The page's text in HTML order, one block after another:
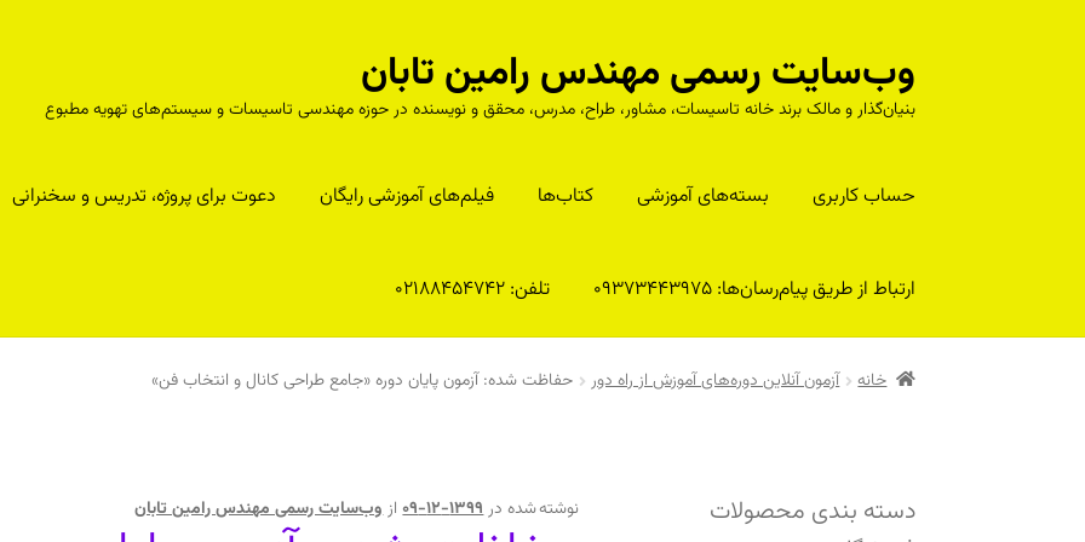
پرش
به
ناوبری
پرش
به
محتوا
وب‌سایت رسمی مهندس رامین تابان
بنیان‌گذار و مالک برند خانه تاسیسات، مشاور، طراح، مدرس، محقق و نویسنده در حوزه مهندسی تاسیسات و سیستم‌های تهویه مطبوع
حساب کاربری بسته‌های آموزشی کتا‌ب‌ها فیلم‌های آموزشی رایگان دعوت برای پروژه، تدریس و سخنرانی
ارتباط از طریق پیام‌رسان‌ها: 09373443975 تلفن: 02188454742
خانه آزمون آنلاین دوره‌های آموزش از راه دور حفاظت شده: آزمون پایان دوره «جامع طراحی کانال و انتخاب فن»
نوشته شده در1399-12-09 ازوب‌سایت رسمی مهندس رامین تابان
دسته بندی محصولات